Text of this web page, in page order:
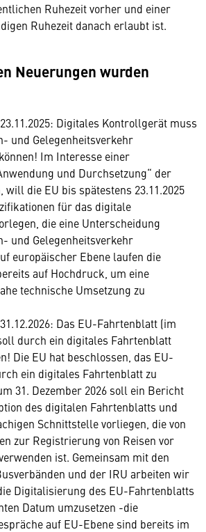
Ruhezeit vorher und einer
Ruhezeit danach erlaubt ist.
Neuerungen wurden
Digitales Kontrollgerät muss
und Gelegenheitsverkehr
Im Interesse einer
und Durchsetzung“ der
will die EU bis spätestens 23.11.2025
für das digitale
die eine Unterscheidung
und Gelegenheitsverkehr
europäischer Ebene laufen die
auf Hochdruck, um eine
technische Umsetzung zu
Das EU-Fahrtenblatt (im
durch ein digitales Fahrtenblatt
Die EU hat beschlossen, das EU-
ein digitales Fahrtenblatt zu
31. Dezember 2026 soll ein Bericht
des digitalen Fahrtenblatts und
Schnittstelle vorliegen, die von
zur Registrierung von Reisen vor
ist. Gemeinsam mit den
und der IRU arbeiten wir
Digitalisierung des EU-Fahrtenblatts
Datum umzusetzen -die
auf EU-Ebene sind bereits im